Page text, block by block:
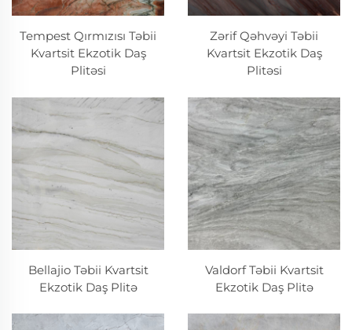
Tempest Qırmızısı Təbii
Kvartsit Ekzotik Daş
Plitəsi
Zərif Qəhvəyi Təbii
Kvartsit Ekzotik Daş
Plitəsi
Bellajio Təbii Kvartsit
Ekzotik Daş Plitə
Valdorf Təbii Kvartsit
Ekzotik Daş Plitə